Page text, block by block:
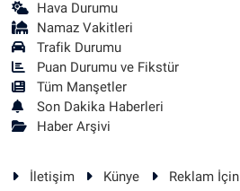
Hava Durumu
Namaz Vakitleri
Trafik Durumu
Puan Durumu ve Fikstür
Tüm Manşetler
Son Dakika Haberleri
Haber Arşivi
İletişim Künye Reklam İçin